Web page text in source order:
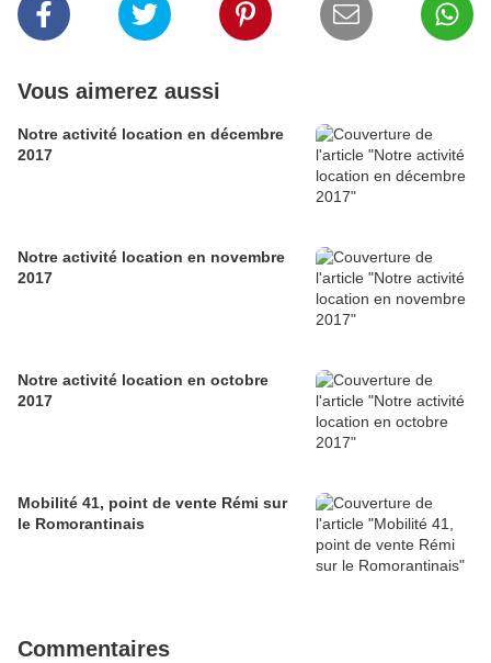
Vous aimerez aussi
Notre activité location en décembre
2017
Notre activité location en novembre
2017
Notre activité location en octobre
2017
Mobilité 41, point de vente Rémi sur
le Romorantinais
Commentaires